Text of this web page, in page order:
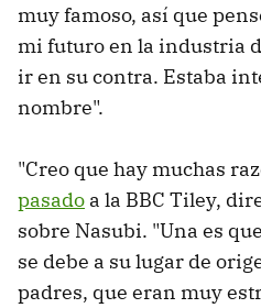
muy famoso, así que
mi futuro en la industria
ir en su contra. Estaba
nombre".
"Creo que hay muchas
pasado a la BBC Tiley,
sobre Nasubi. "Una es
se debe a su lugar de
padres, que eran muy